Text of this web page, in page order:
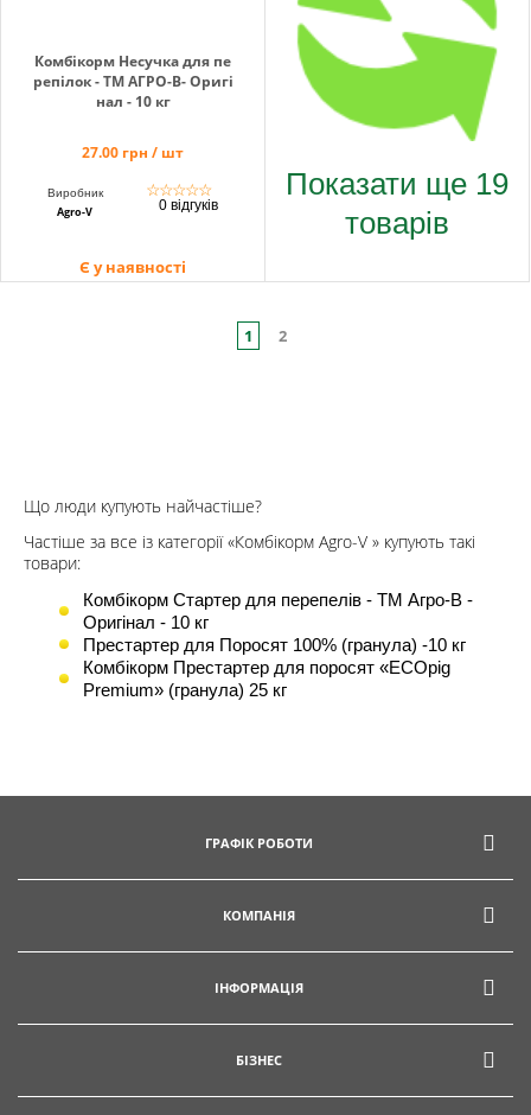
Комбікорм Несучка для пе
репілок - ТМ АГРО-В- Оригі
нал - 10 кг
27.00 грн / шт
Виробник
Agro-V
☆☆☆☆☆
0 відгуків
Є у наявності
Показати ще 19
товарів
1 2
Що люди купують найчастіше?
Частіше за все із категорії «Комбікорм Agro-V » купують такі
товари:
Комбікорм Стартер для перепелів - ТМ Агро-В -
Оригінал - 10 кг
Престартер для Поросят 100% (гранула) -10 кг
Комбікорм Престартер для поросят «EСОpig
Premium» (гранула) 25 кг
ГРАФІК РОБОТИ
КОМПАНІЯ
ІНФОРМАЦІЯ
БІЗНЕС